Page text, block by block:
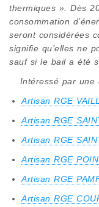
thermiques ». Dès
consommation
seront considérées
signifie qu’elles ne
sauf si le bail a été
Intéressé par une
Artisan RGE
Artisan RGE
Artisan RGE
Artisan RGE
Artisan RGE
Artisan RGE